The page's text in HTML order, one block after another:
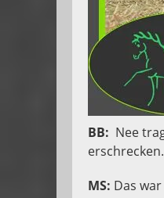
BB: Nee
MS: Das